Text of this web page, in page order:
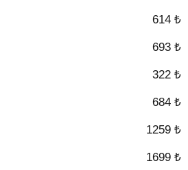
614 ₺
693 ₺
322 ₺
684 ₺
1259 ₺
1699 ₺